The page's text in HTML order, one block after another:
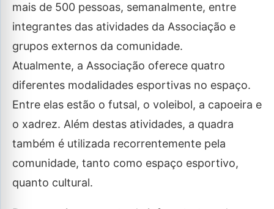
mais de 500 pessoas, semanalmente, entre
integrantes das atividades da Associação e
grupos externos da comunidade.
Atualmente, a Associação oferece quatro
diferentes modalidades esportivas no espaço.
Entre elas estão o futsal, o voleibol, a capoeira e
o xadrez. Além destas atividades, a quadra
também é utilizada recorrentemente pela
comunidade, tanto como espaço esportivo,
quanto cultural.